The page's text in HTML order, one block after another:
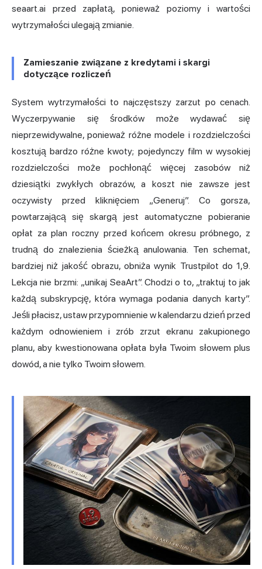
seaart.ai przed zapłatą, ponieważ poziomy i wartości
wytrzymałości ulegają zmianie.
Zamieszanie związane z kredytami i skargi
dotyczące rozliczeń
System wytrzymałości to najczęstszy zarzut po cenach.
Wyczerpywanie się środków może wydawać się
nieprzewidywalne, ponieważ różne modele i rozdzielczości
kosztują bardzo różne kwoty; pojedynczy film w wysokiej
rozdzielczości może pochłonąć więcej zasobów niż
dziesiątki zwykłych obrazów, a koszt nie zawsze jest
oczywisty przed kliknięciem „Generuj”. Co gorsza,
powtarzającą się skargą jest automatyczne pobieranie
opłat za plan roczny przed końcem okresu próbnego, z
trudną do znalezienia ścieżką anulowania. Ten schemat,
bardziej niż jakość obrazu, obniża wynik Trustpilot do 1,9.
Lekcja nie brzmi: „unikaj SeaArt”. Chodzi o to, „traktuj to jak
każdą subskrypcję, która wymaga podania danych karty”.
Jeśli płacisz, ustaw przypomnienie w kalendarzu dzień przed
każdym odnowieniem i zrób zrzut ekranu zakupionego
planu, aby kwestionowana opłata była Twoim słowem plus
dowód, a nie tylko Twoim słowem.